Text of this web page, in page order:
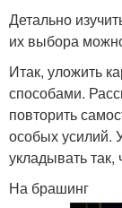
Детально
их выбора
Итак, уложить
способами.
повторить
особых усилий.
укладывать
На брашинг